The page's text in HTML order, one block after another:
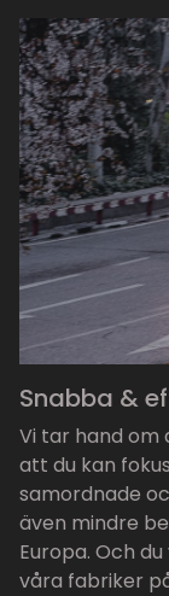
Snabba &
Vi tar hand om
att du kan
samordnade
även mindre
Europa. Och
våra fabriker